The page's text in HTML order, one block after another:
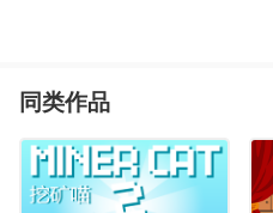
同类作品